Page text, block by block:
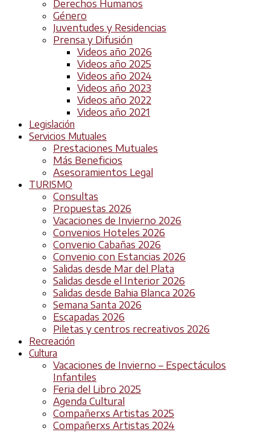
Derechos Humanos
Género
Juventudes y Residencias
Prensa y Difusión
Videos año 2026
Videos año 2025
Videos año 2024
Videos año 2023
Videos año 2022
Videos año 2021
Legislación
Servicios Mutuales
Prestaciones Mutuales
Más Beneficios
Asesoramientos Legal
TURISMO
Consultas
Propuestas 2026
Vacaciones de Invierno 2026
Convenios Hoteles 2026
Convenio Cabañas 2026
Convenio con Estancias 2026
Salidas desde Mar del Plata
Salidas desde el Interior 2026
Salidas desde Bahia Blanca 2026
Semana Santa 2026
Escapadas 2026
Piletas y centros recreativos 2026
Recreación
Cultura
Vacaciones de Invierno – Espectáculos
Infantiles
Feria del Libro 2025
Agenda Cultural
Compañerxs Artistas 2025
Compañerxs Artistas 2024